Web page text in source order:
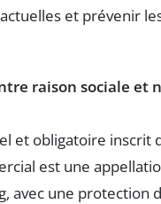
et prévenir
raison sociale et
et obligatoire inscrit
est une
avec une protection